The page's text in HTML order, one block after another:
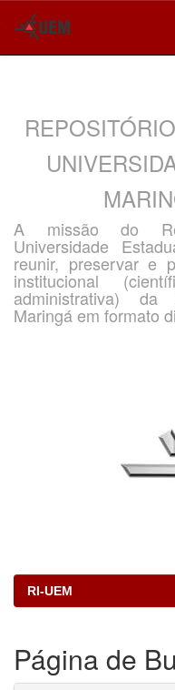
A missão do
Universidade
reunir, preservar e
institucional
administrativa) da
Maringá em formato
RI-UEM
Página de